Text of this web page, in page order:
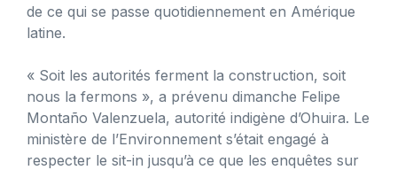
de ce qui se passe quotidiennement en Amérique
latine.
« Soit les autorités ferment la construction, soit
nous la fermons », a prévenu dimanche Felipe
Montaño Valenzuela, autorité indigène d’Ohuira. Le
ministère de l’Environnement s’était engagé à
respecter le sit-in jusqu’à ce que les enquêtes sur